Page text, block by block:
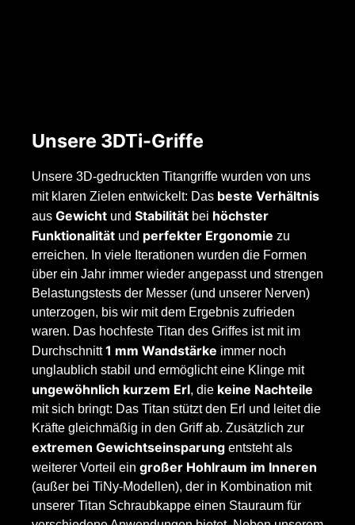
Unsere 3DTi-Griffe
Unsere 3D-gedruckten Titangriffe wurden von uns
mit klaren Zielen entwickelt: Das beste Verhältnis
aus Gewicht und Stabilität bei höchster
Funktionalität und perfekter Ergonomie zu
erreichen. In viele Iterationen wurden die Formen
über ein Jahr immer wieder angepasst und strengen
Belastungstests der Messer (und unserer Nerven)
unterzogen, bis wir mit dem Ergebnis zufrieden
waren. Das hochfeste Titan des Griffes ist mit im
Durchschnitt1 mm Wandstärke immer noch
unglaublich stabil und ermöglicht eine Klinge mit
ungewöhnlich kurzem Erl, die keine Nachteile
mit sich bringt: Das Titan stützt den Erl und leitet die
Kräfte gleichmäßig in den Griff ab. Zusätzlich zur
extremen Gewichtseinsparung entsteht als
weiterer Vorteil ein großer Hohlraum im Inneren
(außer bei TiNy-Modellen), der in Kombination mit
unserer Titan Schraubkappe einen Stauraum für